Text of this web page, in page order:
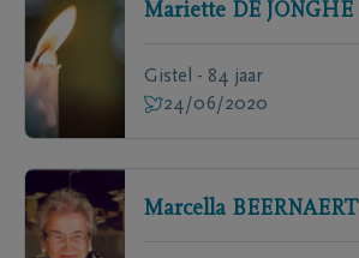
Mariette DE JONGHE
Gistel - 84 jaar
24/06/2020
Marcella BEERNAERT